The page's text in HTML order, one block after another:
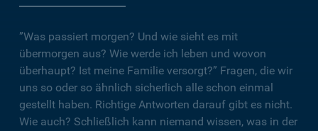
”Was passiert morgen? Und wie sieht es mit
übermorgen aus? Wie werde ich leben und wovon
überhaupt? Ist meine Familie versorgt?” Fragen, die wir
uns so oder so ähnlich sicherlich alle schon einmal
gestellt haben. Richtige Antworten darauf gibt es nicht.
Wie auch? Schließlich kann niemand wissen, was in der